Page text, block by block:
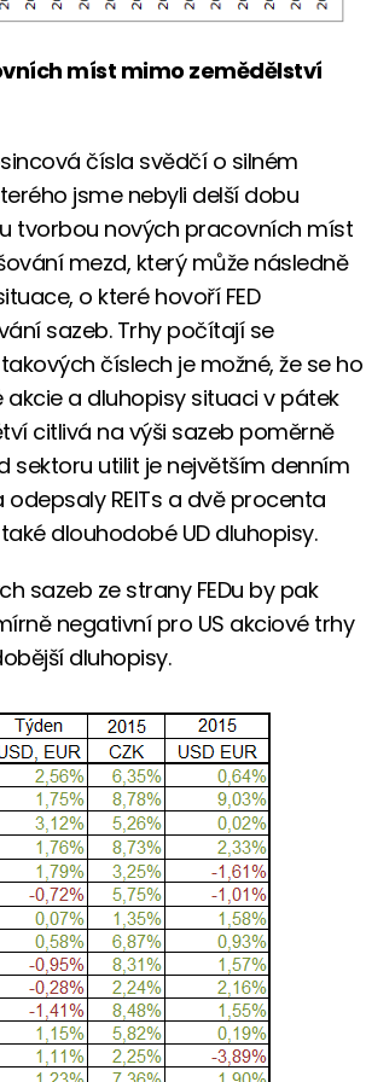
míst mimo zemědělství
čísla svědčí o silném
jsme nebyli delší dobu
tvorbou nových pracovních míst
mezd, který může následně
o které hovoří FED
sazeb. Trhy počítají se
číslech je možné, že se ho
a dluhopisy situaci v pátek
citlivá na výši sazeb poměrně
utilit je největším denním
REITs a dvě procenta
dlouhodobé UD dluhopisy.
sazeb ze strany FEDu by pak
negativní pro US akciové trhy
dluhopisy.